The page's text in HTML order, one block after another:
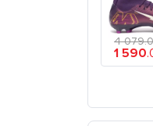
4 079.
1 590.